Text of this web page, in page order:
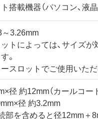
搭載機器（パソコン、液
～3.26mm
トによっては、サイズ
。
スロットでご使用いただ
径 約12mm（カールコ
径 約3.2mm
を含めると径12mm＋